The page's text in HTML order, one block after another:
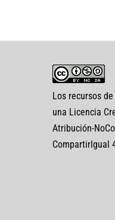
Los recursos
una Licencia
Atribución-
CompartirIgual